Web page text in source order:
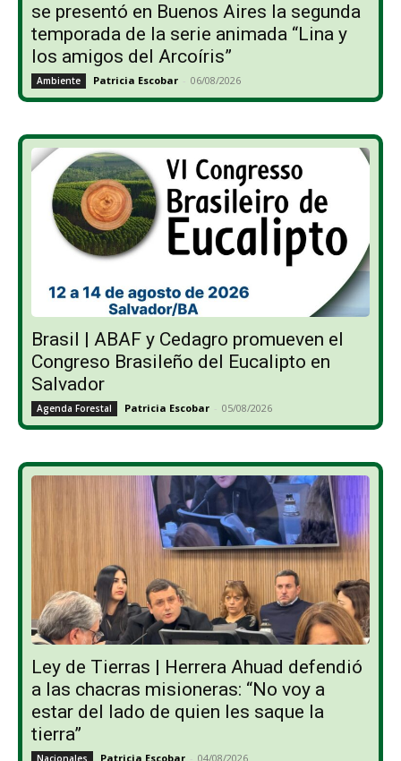
se presentó en Buenos Aires la segunda
temporada de la serie animada “Lina y
los amigos del Arcoíris”
Ambiente Patricia Escobar - 06/08/2026
Brasil | ABAF y Cedagro promueven el
Congreso Brasileño del Eucalipto en
Salvador
Agenda Forestal Patricia Escobar - 05/08/2026
Ley de Tierras | Herrera Ahuad defendió
a las chacras misioneras: “No voy a
estar del lado de quien les saque la
tierra”
Patricia Escobar - 04/08/2026